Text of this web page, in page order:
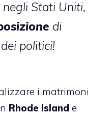
negli Stati Uniti,
di
politici!
i matrimoni
Rhode Island e